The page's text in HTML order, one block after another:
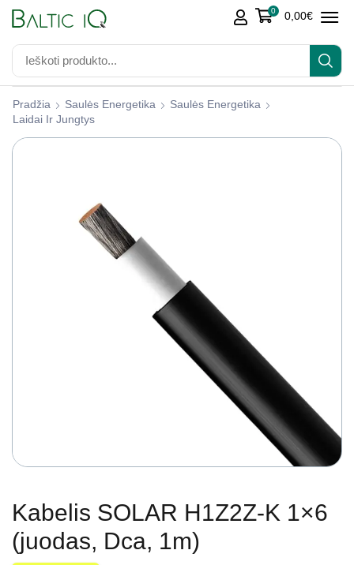
0 0,00€
Pradžia Saulės Energetika
Saulės Energetika
Laidai Ir Jungtys
Kabelis SOLAR H1Z2Z-K 1×6
(juodas, Dca, 1m)